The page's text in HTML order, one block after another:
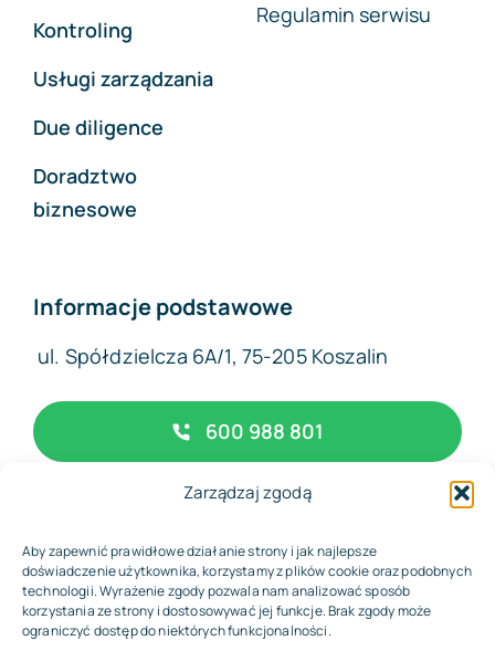
Zarządzaj zgodą
Aby zapewnić prawidłowe działanie strony i jak najlepsze
doświadczenie użytkownika, korzystamy z plików cookie oraz podobnych
technologii. Wyrażenie zgody pozwala nam analizować sposób
korzystania ze strony i dostosowywać jej funkcje. Brak zgody może
ograniczyć dostęp do niektórych funkcjonalności.
Kontroling
Usługi zarządzania
Due diligence
Doradztwo
biznesowe
Regulamin serwisu
Informacje podstawowe
ul. Spółdzielcza 6A/1, 75-205 Koszalin
600 988 801
biuro@complexfinance.pl
© 2026 • Biuro Rachunkowe Complex Finance